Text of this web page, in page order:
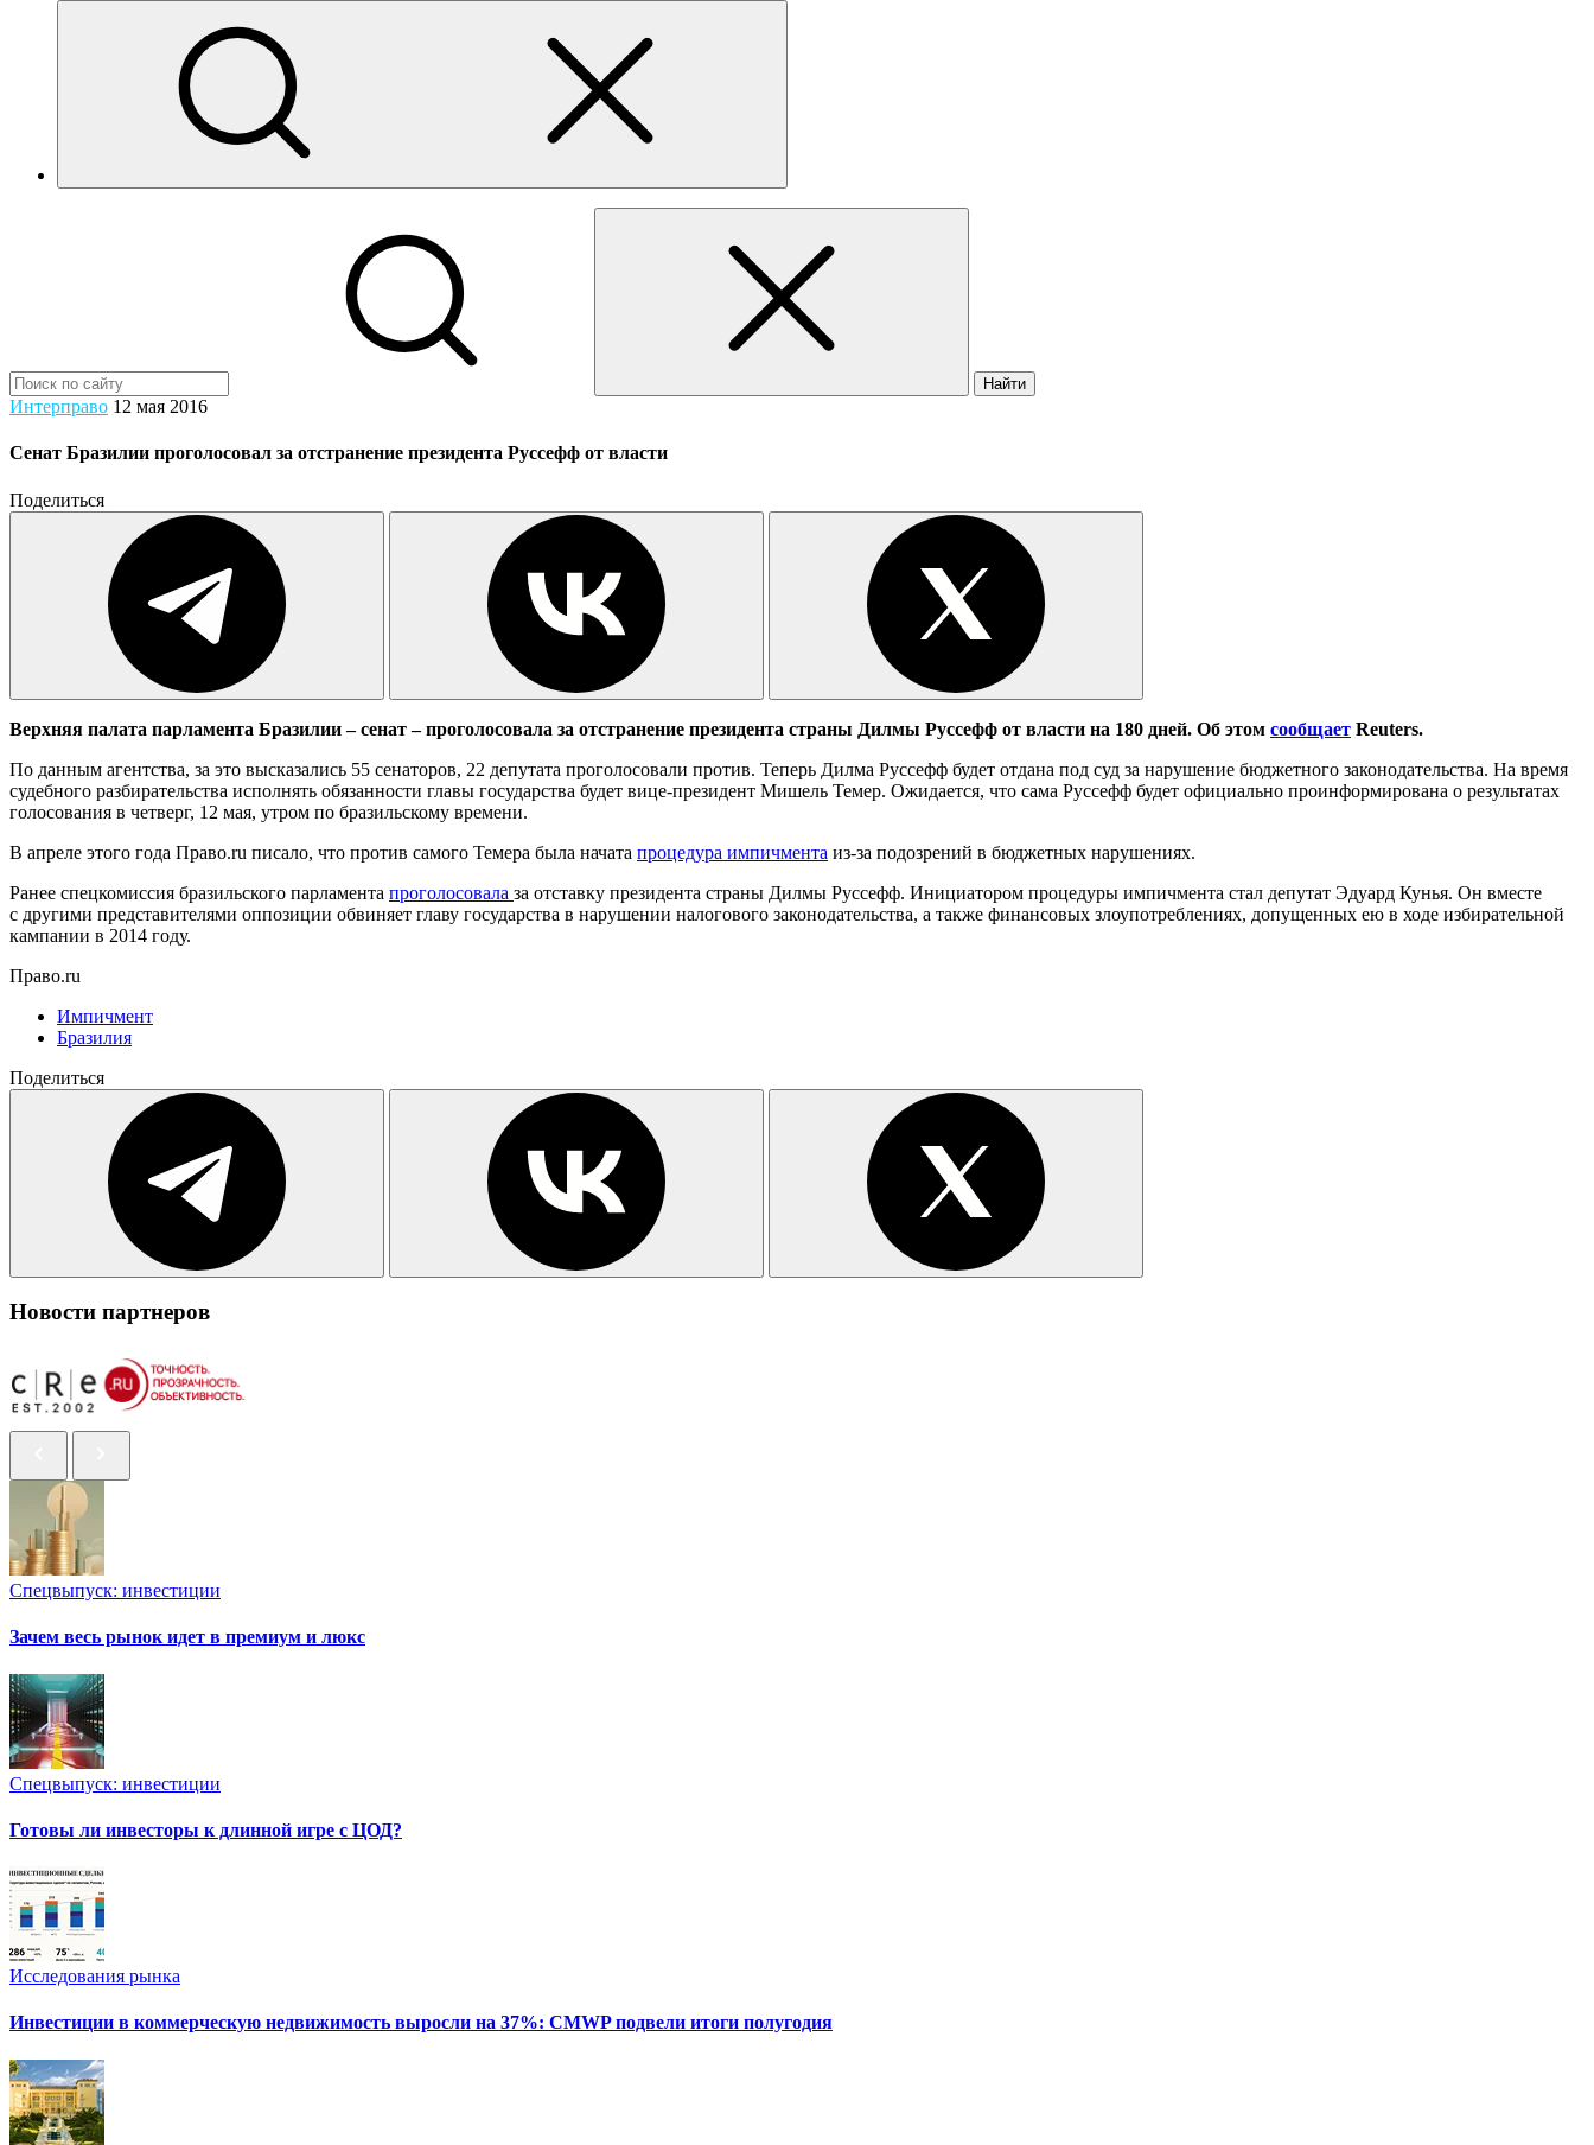
Найти
Интерправо 12 мая 2016
Сенат Бразилии проголосовал за отстранение президента Руссефф от власти
Поделиться
Верхняя палата парламента Бразилии – сенат – проголосовала за отстранение президента страны Дилмы Руссефф от власти на 180 дней. Об этом сообщает Reuters.
По данным агентства, за это высказались 55 сенаторов, 22 депутата проголосовали против. Теперь Дилма Руссефф будет отдана под суд за нарушение бюджетного законодательства. На время
судебного разбирательства исполнять обязанности главы государства будет вице-президент Мишель Темер. Ожидается, что сама Руссефф будет официально проинформирована о результатах
голосования в четверг, 12 мая, утром по бразильскому времени.
В апреле этого года Право.ru писало, что против самого Темера была начата процедура импичмента из-за подозрений в бюджетных нарушениях.
Ранее спецкомиссия бразильского парламента проголосовала за отставку президента страны Дилмы Руссефф. Инициатором процедуры импичмента стал депутат Эдуард Кунья. Он вместе
с другими представителями оппозиции обвиняет главу государства в нарушении налогового законодательства, а также финансовых злоупотреблениях, допущенных ею в ходе избирательной
кампании в 2014 году.
Право.ru
Импичмент
Бразилия
Поделиться
Новости партнеров
Спецвыпуск: инвестиции
Зачем весь рынок идет в премиум и люкс
Спецвыпуск: инвестиции
Готовы ли инвесторы к длинной игре с ЦОД?
Исследования рынка
Инвестиции в коммерческую недвижимость выросли на 37%: CMWP подвели итоги полугодия